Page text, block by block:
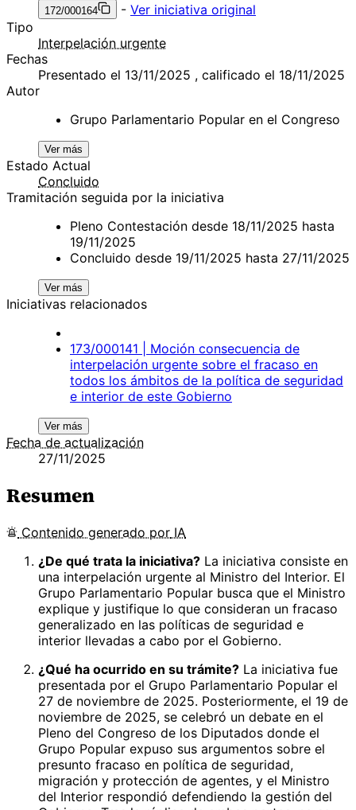
172/000164 - Ver iniciativa original
Tipo
Interpelación urgente
Fechas
Presentado el 13/11/2025 , calificado el 18/11/2025
Autor
Grupo Parlamentario Popular en el Congreso
Ver más
Estado Actual
Concluido
Tramitación seguida por la iniciativa
Pleno Contestación desde 18/11/2025 hasta
19/11/2025
Concluido desde 19/11/2025 hasta 27/11/2025
Ver más
Iniciativas relacionados
173/000141 | Moción consecuencia de
interpelación urgente sobre el fracaso en
todos los ámbitos de la política de seguridad
e interior de este Gobierno
Ver más
Fecha de actualización
27/11/2025
Resumen
Contenido generado por IA
¿De qué trata la iniciativa? La iniciativa consiste en
una interpelación urgente al Ministro del Interior. El
Grupo Parlamentario Popular busca que el Ministro
explique y justifique lo que consideran un fracaso
generalizado en las políticas de seguridad e
interior llevadas a cabo por el Gobierno.
¿Qué ha ocurrido en su trámite? La iniciativa fue
presentada por el Grupo Parlamentario Popular el
27 de noviembre de 2025. Posteriormente, el 19 de
noviembre de 2025, se celebró un debate en el
Pleno del Congreso de los Diputados donde el
Grupo Popular expuso sus argumentos sobre el
presunto fracaso en política de seguridad,
migración y protección de agentes, y el Ministro
del Interior respondió defendiendo la gestión del